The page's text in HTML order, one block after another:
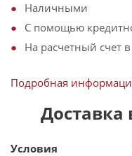
Наличными
С помощью
На расчетный счет
Подробная
Доставка
Условия